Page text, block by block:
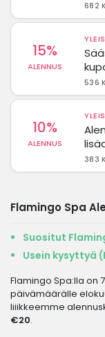
682
15%
ALENNUS
536
10%
ALENNUS
383
Flamingo Spa
Suositut
Usein kysyttyä
Flamingo Spa:lla on
päivämäärälle
liiikkeemme
€20.